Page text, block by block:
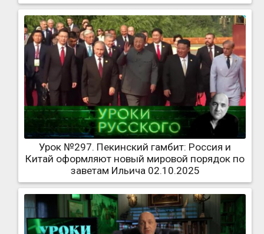
Урок №297. Пекинский гамбит: Россия и
Китай оформляют новый мировой порядок по
заветам Ильича 02.10.2025